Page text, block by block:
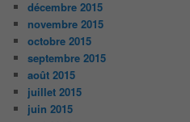
décembre 2015
novembre 2015
octobre 2015
septembre 2015
août 2015
juillet 2015
juin 2015